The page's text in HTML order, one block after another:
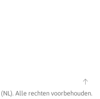
Alle rechten voorbehouden.